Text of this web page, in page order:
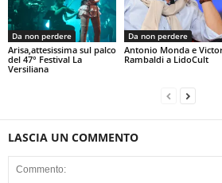
Da non perdere
Arisa,attesissima sul palco
del 47° Festival La
Versiliana
Da non perdere
Antonio Monda e
Rambaldi a LidoCult
LASCIA UN COMMENTO